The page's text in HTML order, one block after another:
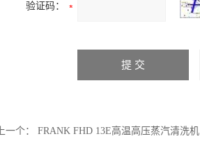
验证码：
上一个： FRANK FHD 13E高温高压蒸汽清洗机